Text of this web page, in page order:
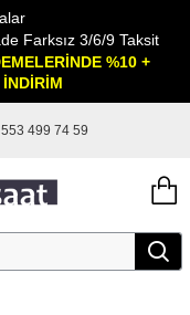
Farksız 3/6/9 Taksit
%10 +
499 74 59